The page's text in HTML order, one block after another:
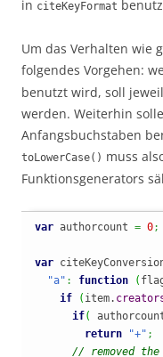
in citeKeyFormat
Um das Verhalten wie
folgendes Vorgehen:
benutzt wird, soll
werden. Weiterhin
Anfangsbuchstaben
toLowerCase() muss
Funktionsgenerators
var authorcount = 0;
var
"a" : function (
if
( item.
if(
return
"+" ;
// removed